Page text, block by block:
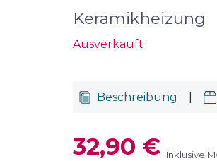
Keramikheizung
Ausverkauft
Beschreibung
32,90 € Inklusive